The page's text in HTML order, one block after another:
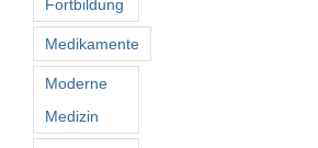
Fortbildung
Medikamente
Moderne
Medizin